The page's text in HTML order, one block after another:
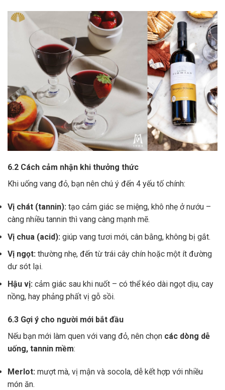
6.2 Cách cảm nhận khi thưởng thức
Khi uống vang đỏ, bạn nên chú ý đến 4 yếu tố chính:
Vị chát (tannin): tạo cảm giác se miệng, khô nhẹ ở nướu –
càng nhiều tannin thì vang càng mạnh mẽ.
Vị chua (acid): giúp vang tươi mới, cân bằng, không bị gắt.
Vị ngọt: thường nhẹ, đến từ trái cây chín hoặc một ít đường
dư sót lại.
Hậu vị: cảm giác sau khi nuốt – có thể kéo dài ngọt dịu, cay
nồng, hay phảng phất vị gỗ sồi.
6.3 Gợi ý cho người mới bắt đầu
Nếu bạn mới làm quen với vang đỏ, nên chọn các dòng dễ
uống, tannin mềm:
Merlot: mượt mà, vị mận và socola, dễ kết hợp với nhiều
món ăn.